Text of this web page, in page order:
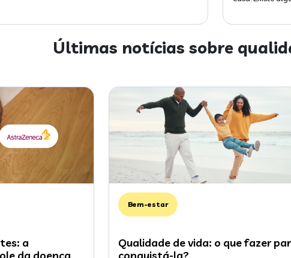
Últimas notícias sobre
a
da doença
Bem-estar
Qualidade de vida: o que fazer
conquistá-la?